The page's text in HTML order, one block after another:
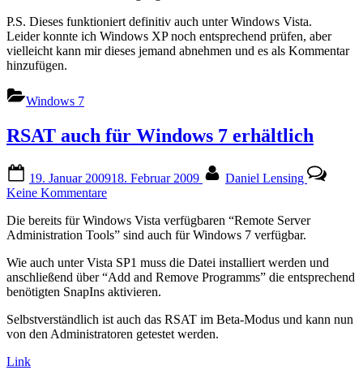
P.S. Dieses funktioniert definitiv auch unter Windows Vista.
Leider konnte ich Windows XP noch entsprechend prüfen, aber
vielleicht kann mir dieses jemand abnehmen und es als Kommentar
hinzufügen.
Windows 7
RSAT auch für Windows 7 erhältlich
on
19. Januar 200918. Februar 2009
Daniel Lensing
Keine Kommentarezu
auch
für
7
erhältlich
Die bereits für Windows Vista verfügbaren “Remote Server
Administration Tools” sind auch für Windows 7 verfügbar.
Wie auch unter Vista SP1 muss die Datei installiert werden und
anschließend über “Add and Remove Programms” die entsprechend
benötigten SnapIns aktivieren.
Selbstverständlich ist auch das RSAT im Beta-Modus und kann nun
von den Administratoren getestet werden.
Link